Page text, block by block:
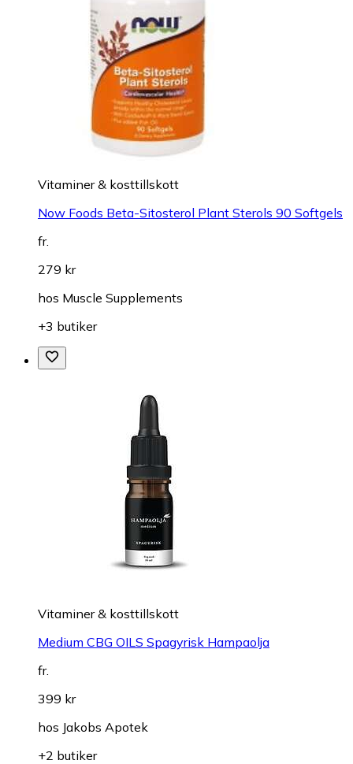
Vitaminer & kosttillskott
Now Foods Beta-Sitosterol Plant Sterols 90 Softgels
fr.
279 kr
hos Muscle Supplements
+3 butiker
Vitaminer & kosttillskott
Medium CBG OILS Spagyrisk Hampaolja
fr.
399 kr
hos Jakobs Apotek
+2 butiker